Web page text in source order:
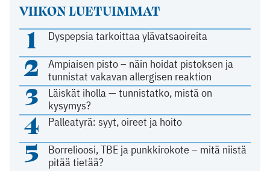
VIIKON LUETUIMMAT
1 Dyspepsia tarkoittaa ylävatsaoireita
2
Ampiaisen pisto – näin hoidat pistoksen ja
tunnistat vakavan allergisen reaktion
3
Läiskät iholla — tunnistatko, mistä on
kysymys?
4 Palleatyrä: syyt, oireet ja hoito
5
Borrelioosi, TBE ja punkkirokote – mitä niistä
pitää tietää?